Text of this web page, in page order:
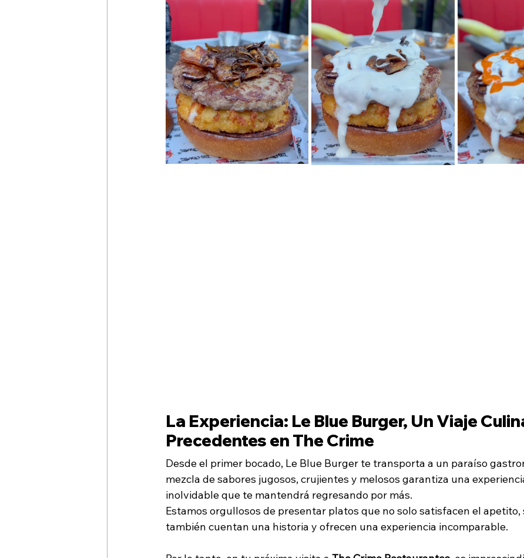
La Experiencia: Le Blue Burger, Un Viaje
Precedentes en The Crime
Desde el primer bocado, Le Blue Burger te transporta a un paraíso
mezcla de sabores jugosos, crujientes y melosos garantiza una
inolvidable que te mantendrá regresando por más.
Estamos orgullosos de presentar platos que no solo satisfacen el apetito,
también cuentan una historia y ofrecen una experiencia incomparable.